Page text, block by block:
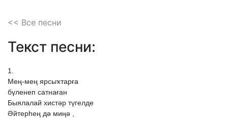
<< Все песни
Текст песни:
1.
Мең-мең ярсыҡтарға
бүленеп сатнаған
Быялалай хистәр түгелде
Әйтерһең дә миңә